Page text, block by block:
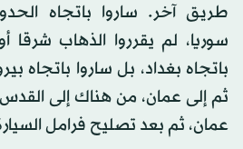
طريق آخر. ساروا باتجاه
سوريا، لم يقرروا الذهاب شرقا
باتجاه بغداد، بل ساروا باتجاه
ثم إلى عمان، من هناك إلى
عمان، ثم بعد تصليح فرامل